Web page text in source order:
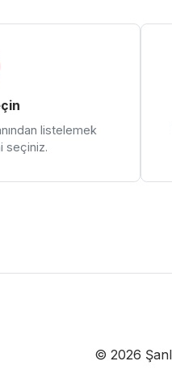
listelemek
seçiniz.
© 2026